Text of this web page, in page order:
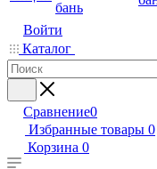
бань
Войти
Каталог
Сравнение0
Избранные товары 0
Корзина 0